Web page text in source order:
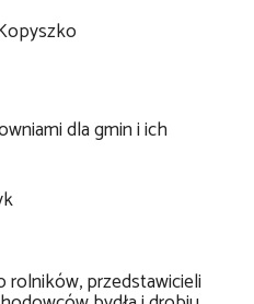
dla gmin i ich
rolników, przedstawicieli